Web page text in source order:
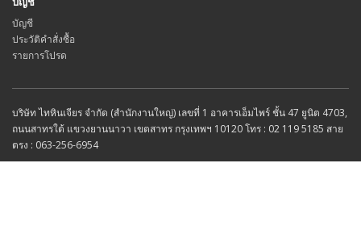
บัญชี
ประวัติคำสั่งซื้อ
รายการโปรด
บริษัท ไทหินเจียร จำกัด (สำนักงานใหญ่) เลขที่ 1 อาคารเอ็มไพร์ ชั้น 47 ยูนิต 4703,
ถนนสาทรใต้ แขวงยานนาวา เขตสาทร กรุงเทพฯ 10120 โทร : 02 119 5185 สาย
ตรง : 063-256-6954